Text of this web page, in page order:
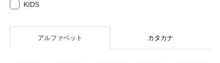
KIDS
アルファベット カタカナ